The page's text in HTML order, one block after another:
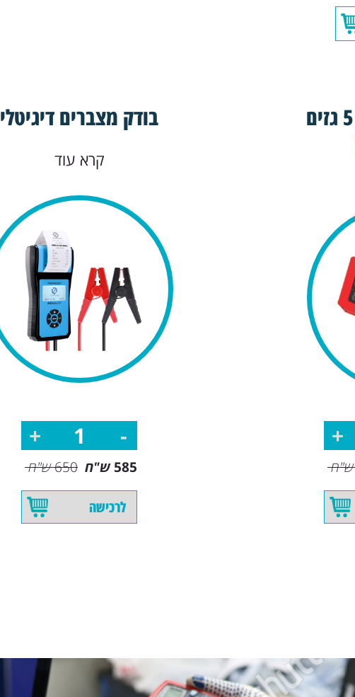
מד גזי פליטה 4 או 5 גזים
ש"ח
בודק מצברים דיגיטלי
קרא עוד
650ש"ח 585 ש"ח
לרכישה